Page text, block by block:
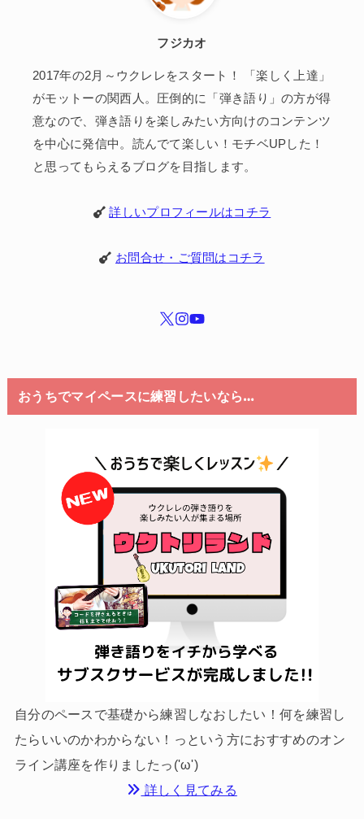
フジカオ
2017年の2月～ウクレレをスタート！ 「楽しく上達」
がモットーの関西人。圧倒的に「弾き語り」の方が得
意なので、弾き語りを楽しみたい方向けのコンテンツ
を中心に発信中。読んでて楽しい！モチベUPした！
と思ってもらえるブログを目指します。
詳しいプロフィールはコチラ
お問合せ・ご質問はコチラ
おうちでマイペースに練習したいなら…
自分のペースで基礎から練習しなおしたい！何を練習し
たらいいのかわからない！っという方におすすめのオン
ライン講座を作りましたっ('ω')
詳しく見てみる